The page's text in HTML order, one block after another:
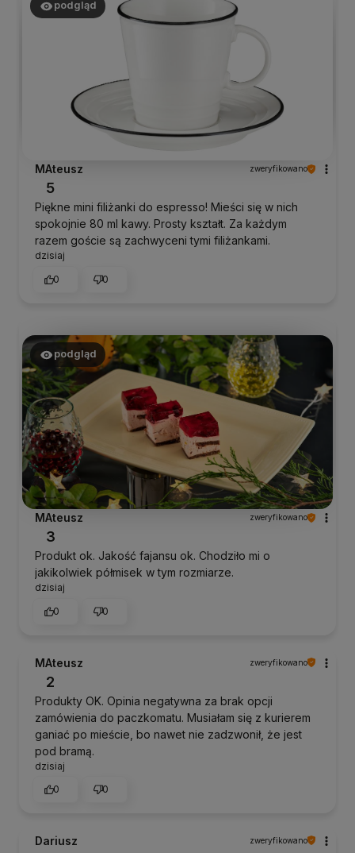
podgląd
MAteusz zweryfikowano
5
Piękne mini filiżanki do espresso! Mieści się w nich
spokojnie 80 ml kawy. Prosty kształt. Za każdym
razem goście są zachwyceni tymi filiżankami.
dzisiaj
0
0
podgląd
MAteusz zweryfikowano
3
Produkt ok. Jakość fajansu ok. Chodziło mi o
jakikolwiek półmisek w tym rozmiarze.
dzisiaj
0
0
MAteusz zweryfikowano
2
Produkty OK. Opinia negatywna za brak opcji
zamówienia do paczkomatu. Musiałam się z kurierem
ganiać po mieście, bo nawet nie zadzwonił, że jest
pod bramą.
dzisiaj
0
0
Dariusz zweryfikowano